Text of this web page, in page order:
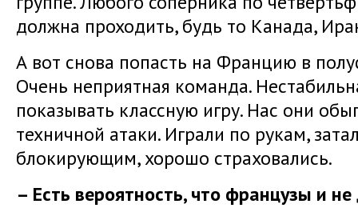
должна проходить, будь то Канада,
А вот снова попасть на Францию в
Очень неприятная команда.
показывать классную игру. Нас они
техничной атаки. Играли по рукам,
блокирующим, хорошо страховались.
– Есть вероятность, что французы и